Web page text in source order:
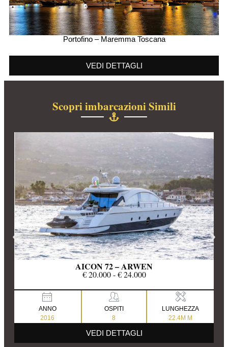
Portofino – Maremma Toscana
VEDI DETTAGLI
Scopri imbarcazioni Simili
AICON 72 – ARWEN
€ 20.000 - € 24.000
ANNO
2016
OSPITI
8
LUNGHEZZA
22.4M M
VEDI DETTAGLI